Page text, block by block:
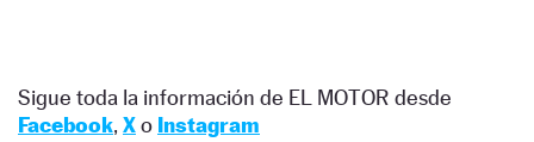
Sigue toda la información de EL MOTOR desde
Facebook, Xo Instagram